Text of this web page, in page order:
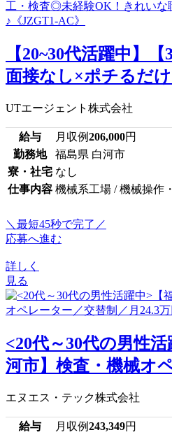
【20~30代活躍中】
面接なし×ポチるだ
UTエージェント株式会社
給与 月収例206,000円
勤務地
福島県 白河市
寮・社宅 なし
仕事内容 機械系工場 / 機械操作
＼最短45秒で完了／
応募へ進む
詳しく
見る
<20代～30代の男性
河市】検査・機械オ
エヌエス・テック株式会社
給与 月収例243,349円